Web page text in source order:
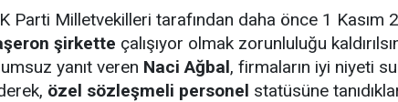
Parti Milletvekilleri tarafından daha önce 1 Kasım
şirkette çalışıyor olmak zorunluluğu
yanıt veren Naci Ağbal, firmaların iyi niyeti
özel sözleşmeli personel statüsüne